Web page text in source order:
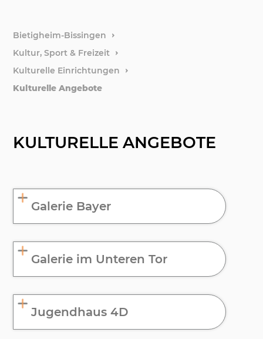
Bietigheim-Bissingen
Kultur, Sport & Freizeit
Kulturelle Einrichtungen
Kulturelle Angebote
KULTURELLE ANGEBOTE
Galerie Bayer
Galerie im Unteren Tor
Jugendhaus 4D